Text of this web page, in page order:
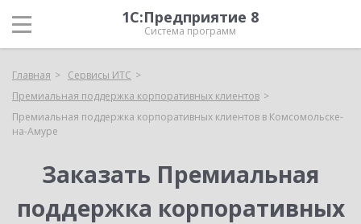
1С:Предприятие 8
Система программ
Главная
Сервисы ИТС
Премиальная поддержка корпоративных клиентов
Премиальная поддержка корпоративных клиентов в Комсомольске-
на-Амуре
Заказать Премиальная
поддержка корпоративных